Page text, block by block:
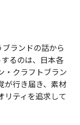
ランドの話から
るのは、日本各
・クラフトブラン
が行き届き、素材
リティを追求して